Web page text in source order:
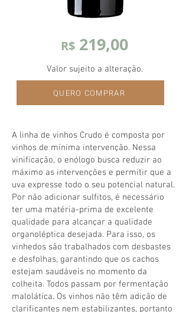
R$ 219,00
Valor sujeito a alteração.
QUERO COMPRAR
A linha de vinhos Crudo é composta por
vinhos de mínima intervenção. Nessa
vinificação, o enólogo busca reduzir ao
máximo as intervenções e permitir que a
uva expresse todo o seu potencial natural.
Por não adicionar sulfitos, é necessário
ter uma matéria-prima de excelente
qualidade para alcançar a qualidade
organoléptica desejada. Para isso, os
vinhedos são trabalhados com desbastes
e desfolhas, garantindo que os cachos
estejam saudáveis no momento da
colheita. Todos passam por fermentação
malolática. Os vinhos não têm adição de
clarificantes nem estabilizantes, portanto